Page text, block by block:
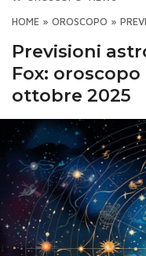
HOME » OROSCOPO »
Previsioni
Fox:
ottobre 2025